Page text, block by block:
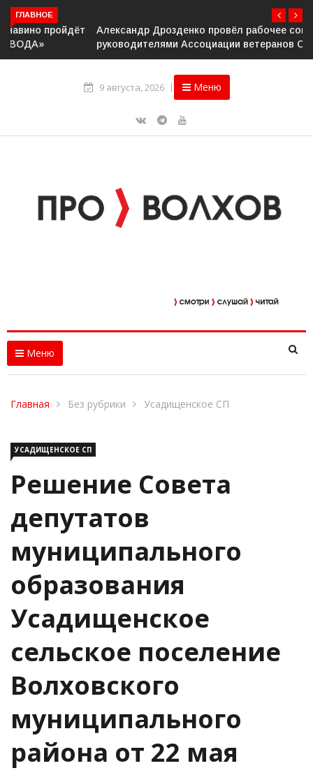
ГЛАВНОЕ
Александр Дрозденко провёл рабочее совещание с
руководителями Ассоциации ветеранов СВО
9 августа, 2026 Меню
Меню
Главная Без рубрики Усадищенское СП
УСАДИЩЕНСКОЕ СП
Решение Совета
депутатов
муниципального
образования
Усадищенское
сельское поселение
Волховского
муниципального
района от 22 мая